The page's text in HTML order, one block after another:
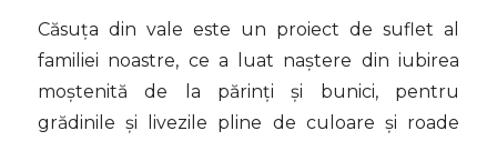
Căsuța din vale este un proiect de suflet al
familiei noastre, ce a luat naștere din iubirea
moștenită de la părinți și bunici, pentru
grădinile și livezile pline de culoare și roade